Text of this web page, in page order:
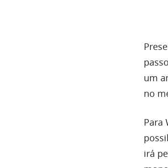
um
no
Para
irá